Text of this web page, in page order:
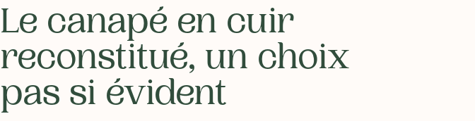
Le canapé en cuir
reconstitué, un choix
pas si évident